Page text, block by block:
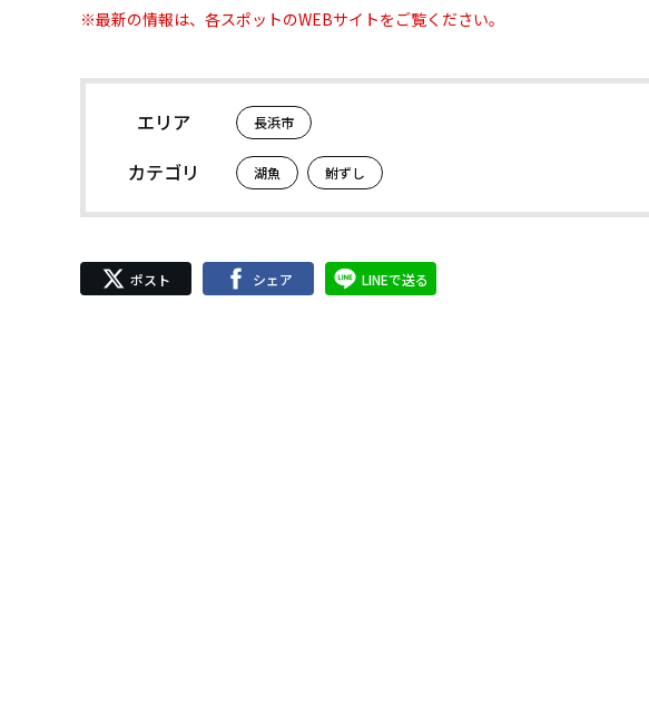
※最新の情報は、各スポットのWEBサイトをご覧ください。
エリア 長浜市
カテゴリ 湖魚 鮒ずし
ポスト シェア LINEで送る